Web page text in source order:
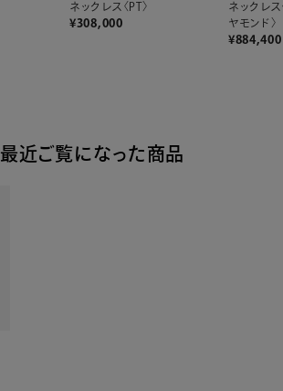
ネックレス〈PT〉
¥308,000
ネックレス
ヤモンド〉
¥884,400
最近ご覧になった商品